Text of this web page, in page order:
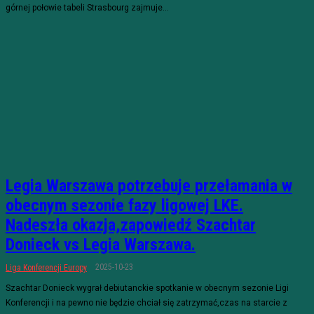
górnej połowie tabeli Strasbourg zajmuje...
Legia Warszawa potrzebuje przełamania w
obecnym sezonie fazy ligowej LKE.
Nadeszła okazja,zapowiedź Szachtar
Donieck vs Legia Warszawa.
Liga Konferencji Europy 2025-10-23
Szachtar Donieck wygrał debiutanckie spotkanie w obecnym sezonie Ligi
Konferencji i na pewno nie będzie chciał się zatrzymać,czas na starcie z